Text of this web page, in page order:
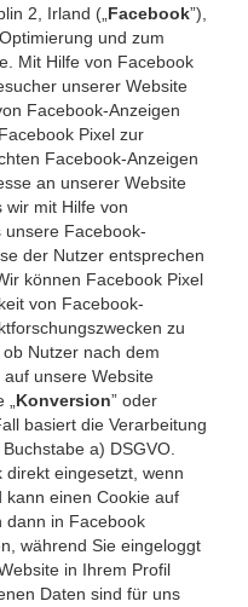
2, Irland („ Facebook”),
und zum
Mit Hilfe von Facebook
unserer Website
Facebook-Anzeigen
Pixel zur
Facebook-Anzeigen
an unserer Website
mit Hilfe von
unsere Facebook-
der Nutzer entsprechen
können Facebook Pixel
von Facebook-
zu
Nutzer nach dem
unsere Website
Konversion” oder
basiert die Verarbeitung
a) DSGVO.
direkt eingesetzt, wenn
kann einen Cookie auf
dann in Facebook
während Sie eingeloggt
in Ihrem Profil
Daten sind für uns